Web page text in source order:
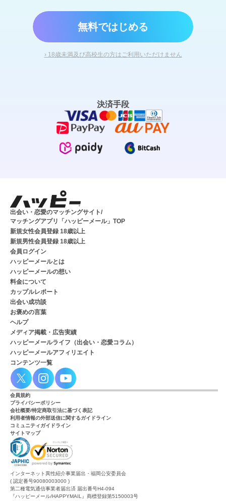
無料ではじめる
› 18歳未満及び高校生の方はご利用いただけません
決済手段
出会い・恋愛のマッチングサイト/
マッチングアプリ「ハッピーメール」TOP
新規女性会員登録 18歳以上
新規男性会員登録 18歳以上
会員ログイン
ハッピーメールとは
ハッピーメールの想い
料金について
カップルレポート
出会い成功談
お褒めの言葉
ヘルプ
メディア掲載・広告実績
ハッピーメールライフ（出会い・恋愛コラム）
ハッピーメールアフィリエイト
コンテンツ一覧
会員規約
プライバシーポリシー
会社概要/特定商取引法に基づく表記
利用者情報の外部送信に関するガイドライン
コミュニティガイドライン
サイトマップ
インターネット異性紹介事業届出・福岡公安委員会
( 認定番号90080003000 )
第二種電気通信事業者届出済 届出番号H4-094
『ハッピーメール/HAPPYMAIL』商標登録第5150003号